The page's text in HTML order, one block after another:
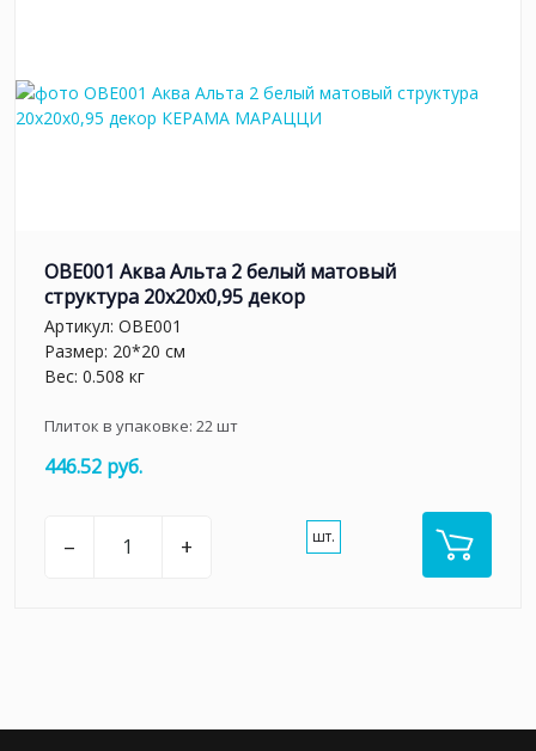
OBE001 Аква Альта 2 белый матовый
структура 20x20x0,95 декор
Артикул: OBE001
Размер: 20*20 см
Вес: 0.508 кг
Плиток в упаковке: 22шт
446.52 руб.
– + шт.